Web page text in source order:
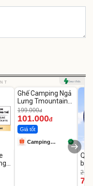
7
-49%
Ghế Camping Ngả
Lưng Tmountain
Gấp Gọn
199.000đ
101.000đ
Giá tốt
Camping